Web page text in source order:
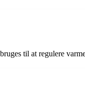
til at regulere